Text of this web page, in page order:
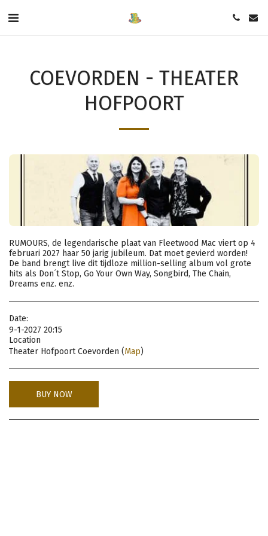
COEVORDEN - THEATER
HOFPOORT
RUMOURS, de legendarische plaat van Fleetwood Mac viert op 4
februari 2027 haar 50 jarig jubileum. Dat moet gevierd worden!
De band brengt live dit tijdloze million-selling album vol grote
hits als Don´t Stop, Go Your Own Way, Songbird, The Chain,
Dreams enz. enz.
Date:
9-1-2027 20:15
Location
Theater Hofpoort Coevorden (Map)
BUY NOW